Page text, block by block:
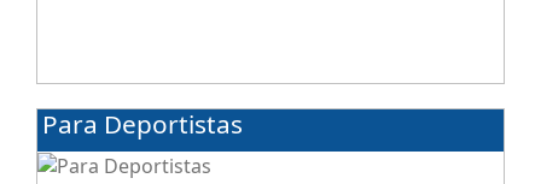
Para Deportistas